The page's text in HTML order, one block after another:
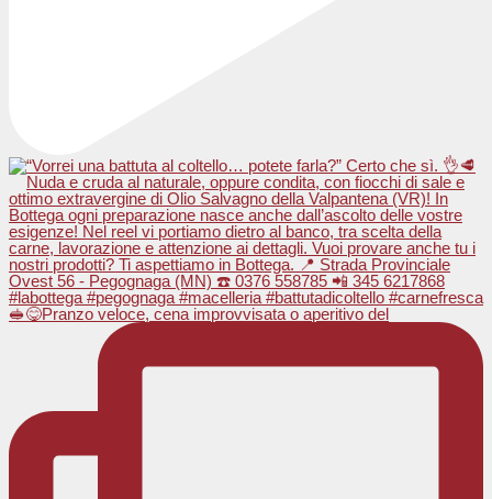
🥪😋Pranzo veloce, cena improvvisata o aperitivo del